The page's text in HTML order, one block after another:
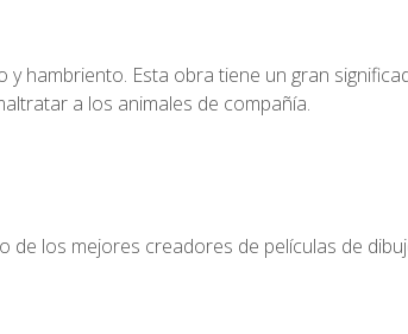
hambriento. Esta obra tiene un gran
a los animales de compañía.
los mejores creadores de películas de